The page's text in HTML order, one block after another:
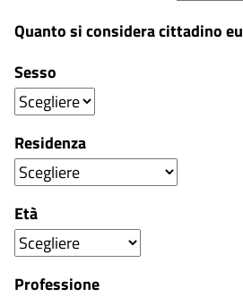
Quanto si considera cittadino
Sesso
Residenza
Età
Professione